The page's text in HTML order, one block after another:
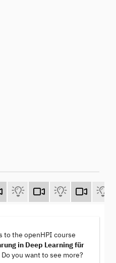
to the openHPI course
in Deep Learning für
Do you want to see more?